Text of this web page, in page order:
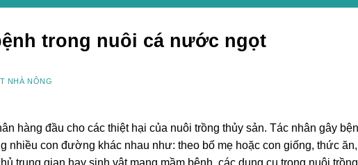
trong nuôi cá nước ngọt
NHÀ NÔNG
hàng đầu cho các thiệt hại của nuôi trồng thủy sản. Tác nhân gây
nhiều con đường khác nhau như: theo bố mẹ hoặc con giống, thức ăn,
trung gian hay sinh vật mang mầm bệnh, các dụng cụ trong nuôi trồng